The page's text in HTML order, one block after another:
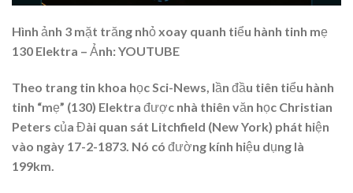
Hình ảnh 3 mặt trăng nhỏ xoay quanh tiểu hành tinh mẹ
130 Elektra – Ảnh: YOUTUBE
Theo trang tin khoa học Sci-News, lần đầu tiên tiểu hành
tinh “mẹ” (130) Elektra được nhà thiên văn học Christian
Peters của Đài quan sát Litchfield (New York) phát hiện
vào ngày 17-2-1873. Nó có đường kính hiệu dụng là
199km.